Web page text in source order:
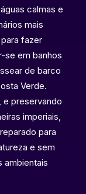
calmas e
mais
fazer
se em banhos
de barco
Verde.
e preservando
imperiais,
para
e sem
ambientais